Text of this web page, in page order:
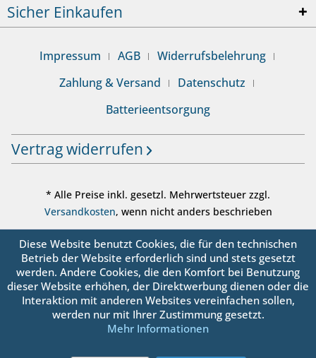
Sicher Einkaufen
Impressum AGB
Widerrufsbelehrung
Zahlung & Versand
Datenschutz
Batterieentsorgung
Vertrag widerrufen
* Alle Preise inkl. gesetzl. Mehrwertsteuer zzgl.
Versandkosten, wenn nicht anders beschrieben
© sanbo OHG - Alle Rechte vorbehalten
Diese Website benutzt Cookies, die für den technischen
Betrieb der Website erforderlich sind und stets gesetzt
werden. Andere Cookies, die den Komfort bei Benutzung
dieser Website erhöhen, der Direktwerbung dienen oder die
Interaktion mit anderen Websites vereinfachen sollen,
werden nur mit Ihrer Zustimmung gesetzt.
Mehr Informationen